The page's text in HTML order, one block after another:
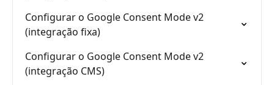
Configurar o Google Consent Mode v2
(integração fixa)
Configurar o Google Consent Mode v2
(integração CMS)